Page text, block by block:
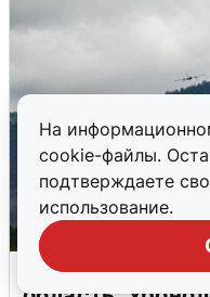
На
cookie-файлы.
подтверждаете
использование.
Ночная атака